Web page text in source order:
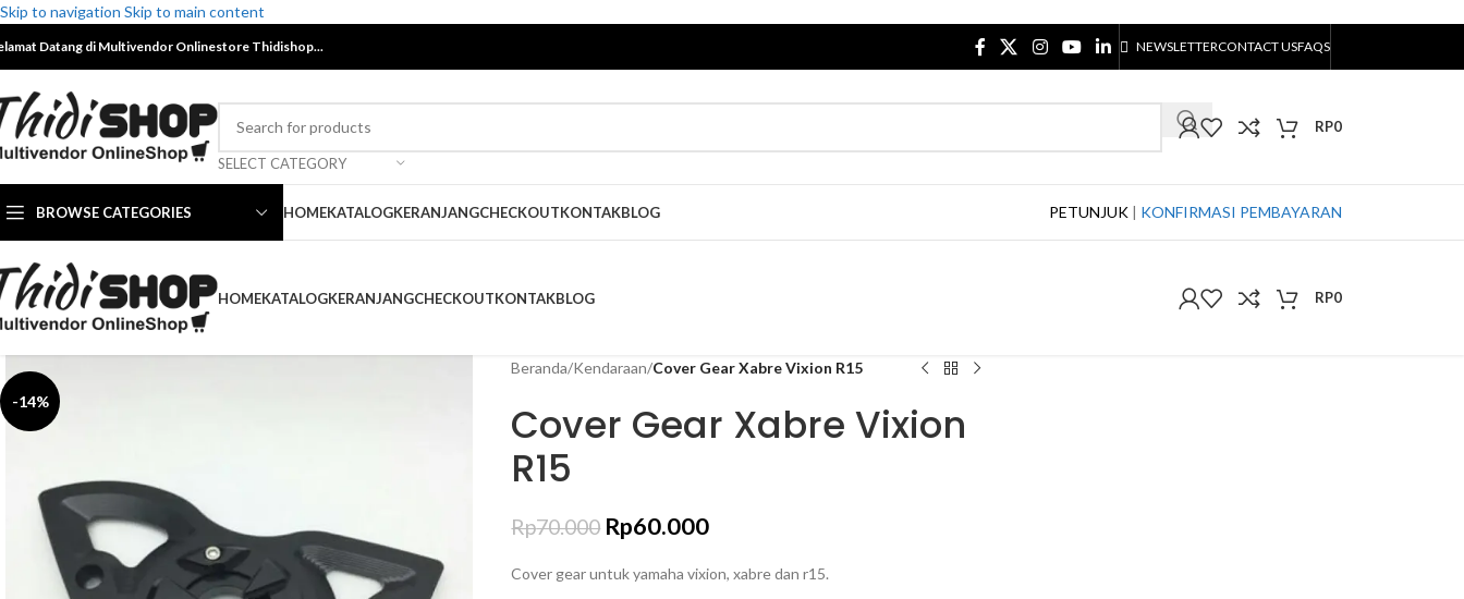
Skip to navigation Skip to main content
Datang di Multivendor Onlinestore Thidishop... NEWSLETTERCONTACT USFAQS
SELECT CATEGORY
RP0
BROWSE CATEGORIES HOMEKATALOGKERANJANGCHECKOUTKONTAKBLOG PETUNJUK | KONFIRMASI PEMBAYARAN
HOMEKATALOGKERANJANGCHECKOUTKONTAKBLOG RP0
-14%
Beranda/Kendaraan/Cover Gear Xabre Vixion R15
Cover Gear Xabre Vixion
R15
Rp70.000 Rp60.000
Cover gear untuk yamaha vixion, xabre dan r15.